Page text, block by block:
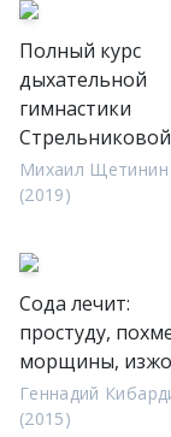
Полный курс
дыхательной
гимнастики
Стрельниковой
Михаил Щетинин
(2019)
Сода лечит:
простуду,
морщины,
Геннадий
(2015)